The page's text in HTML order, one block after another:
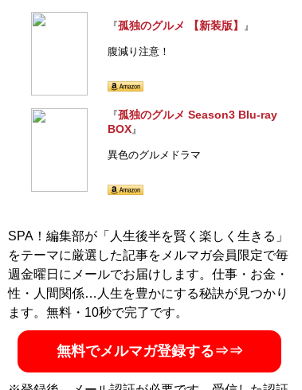
『孤独のグルメ 【新装版】 』
腹減り注意！
『孤独のグルメ Season3 Blu-ray
BOX』
異色のグルメドラマ
SPA！編集部が「人生後半を賢く楽しく生きる」
をテーマに厳選した記事をメルマガ会員限定で毎
週金曜日にメールでお届けします。仕事・お金・
性・人間関係…人生を豊かにする秘訣が見つかり
ます。無料・10秒で完了です。
無料でメルマガ登録する⇒⇒